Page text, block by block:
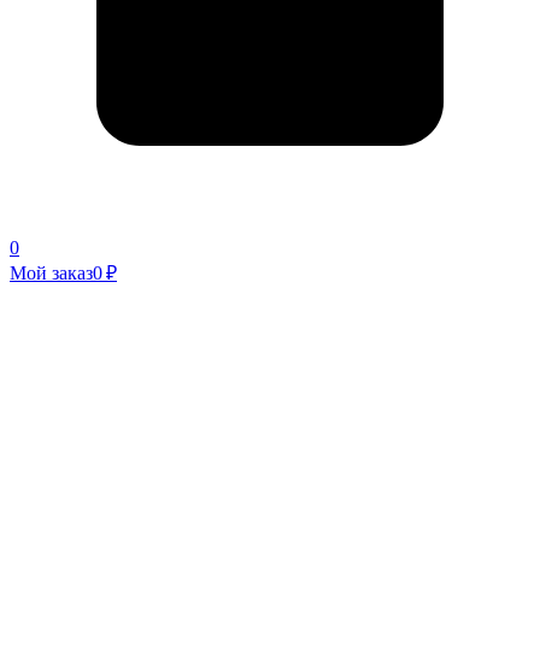
0
Мой заказ0 ₽